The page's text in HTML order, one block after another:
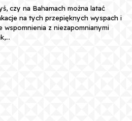
czy na Bahamach można latać
na tych przepięknych wyspach i
wspomnienia z niezapomnianymi